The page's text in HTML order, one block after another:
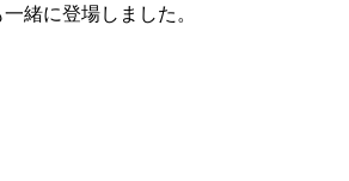
緒に登場しました。